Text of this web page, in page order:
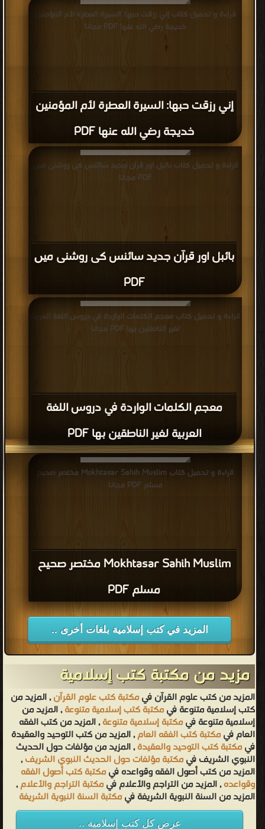
إني رزقت حبها: السيرة العطرة لأم المؤمنين
خديجة رضي الله عنها PDF
قراءة و تحميل كتاب إني رزقت حبها: السيرة العطرة لأم المؤمنين
خديجة رضي الله عنها PDF مجانا
بائبل اور قرآن جدید سائنس کی روشنی میں
PDF
قراءة و تحميل كتاب بائبل اور قرآن جدید سائنس کی روشنی میں
PDF مجانا
معجم الكلمات الواردة في دروس اللغة
العربية لغير الناطقين بها PDF
قراءة و تحميل كتاب معجم الكلمات الواردة في دروس اللغة العربية
لغير الناطقين بها PDF مجانا
Mokhtasar Sahih Muslim مختصر صحيح
مسلم PDF
قراءة و تحميل كتاب Mokhtasar Sahih Muslim مختصر صحيح
مسلم PDF مجانا
المزيد في كتب إسلامية بلغات أخرى ..
مزيد من مكتبة كتب إسلامية
المزيد من كتب علوم القرآن فيمكتبة كتب علوم القرآن, المزيد من
كتب إسلامية متنوعة فيمكتبة كتب إسلامية متنوعة, المزيد من
إسلامية متنوعة فيمكتبة إسلامية متنوعة, المزيد من كتب الفقه
العام فيمكتبة كتب الفقه العام, المزيد من كتب التوحيد والعقيدة
فيمكتبة كتب التوحيد والعقيدة, المزيد من مؤلفات حول الحديث
النبوي الشريف فيمكتبة مؤلفات حول الحديث النبوي الشريف,
المزيد من كتب أصول الفقه وقواعده فيمكتبة كتب أصول الفقه
وقواعده, المزيد من التراجم والأعلام فيمكتبة التراجم والأعلام,
المزيد من السنة النبوية الشريفة فيمكتبة السنة النبوية الشريفة
عرض كل كتب إسلامية ..